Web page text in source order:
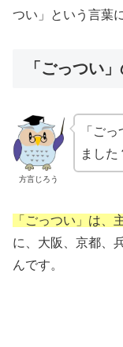
つい」という言葉
「ごっつい
方言じろう
「ご
ました
「ごっつい」は、
に、大阪、京都、
んです。